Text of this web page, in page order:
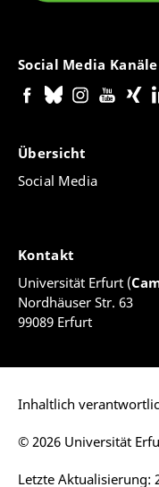
Social Media Kanäle
Übersicht
Social Media
Kontakt
Universität Erfurt (
Nordhäuser Str. 63
99089 Erfurt
Inhaltlich
Letzte Aktualisierung:
© 2026 Universität